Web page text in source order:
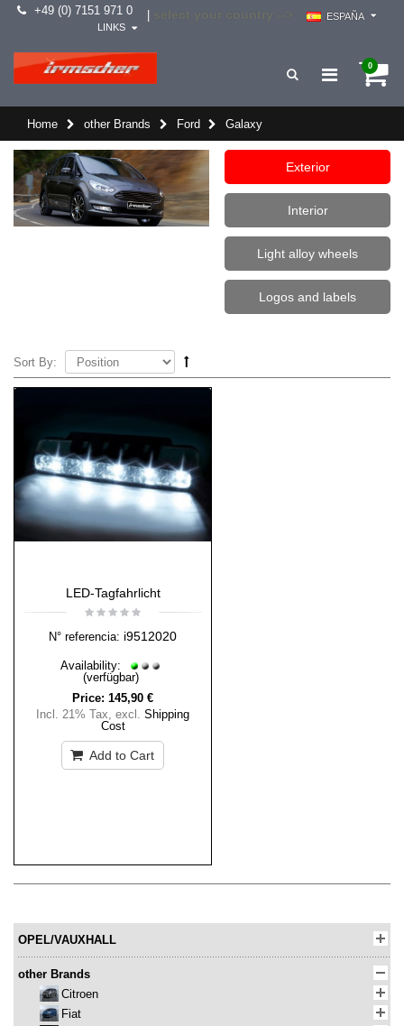
+49 (0) 7151 971 0
ESPAÑA
LINKS
0
Home other Brands Ford Galaxy
Exterior
Interior
Light alloy wheels
Logos and labels
Sort By:
LED-Tagfahrlicht
N° referencia: i9512020
Availability:
(verfügbar)
Price: 145,90 €
Incl. 21% Tax, excl. Shipping
Cost
Add to Cart
OPEL/VAUXHALL
other Brands
Citroen
Fiat